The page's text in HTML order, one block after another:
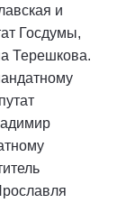
и
Госдумы,
Терешкова.